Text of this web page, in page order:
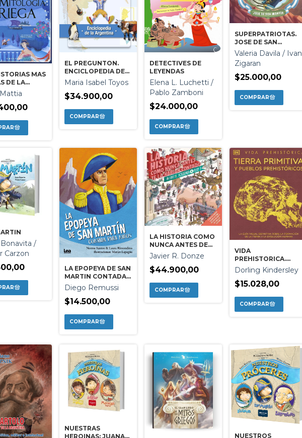
MAS
DE LA
GRIEGA
EL PREGUNTON.
ENCICLOPEDIA DE
LA ARGENTINA
Maria Isabel Toyos
$34.900,00
DETECTIVES DE
LEYENDAS
Elena L. Luchetti /
Pablo Zamboni
$24.000,00
SUPERPATRIOTAS.
JOSE DE SAN
MARTIN
Valeria Davila / Ivan
Zigaran
$25.000,00
Bonavita /
Carzon
LA EPOPEYA DE SAN
MARTIN CONTADA
PARA NIÑOS
Diego Remussi
$14.500,00
LA HISTORIA COMO
NUNCA ANTES DE
LA HABIAN
CONTADO
Javier R. Donze
$44.900,00
VIDA
PREHISTORICA.
TIERRA PRIMITIVA Y
PUEBLOS
PREHISTORICOS
Dorling Kindersley
$15.028,00
NUESTRAS
HEROINAS: JUANA
NUESTROS